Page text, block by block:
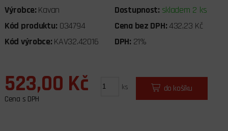
Výrobce: Kavan Dostupnost: skladem 2 ks
Kód produktu: 034794 Cena bez DPH: 432,23 Kč
Kód výrobce: KAV32.42016 DPH: 21%
523,00 Kč
Cena s DPH
ks do košíku